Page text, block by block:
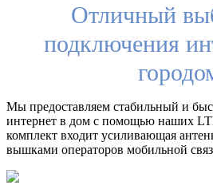
Отличный
подключения
Мы предоставляем стабильный и
интернет в дом с помощью наших
комплект входит усиливающая
вышками операторов мобильной